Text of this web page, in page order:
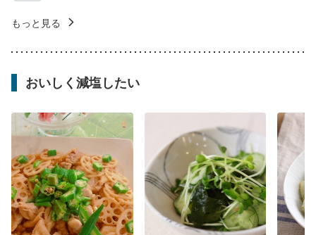
もっと見る
おいしく減塩したい